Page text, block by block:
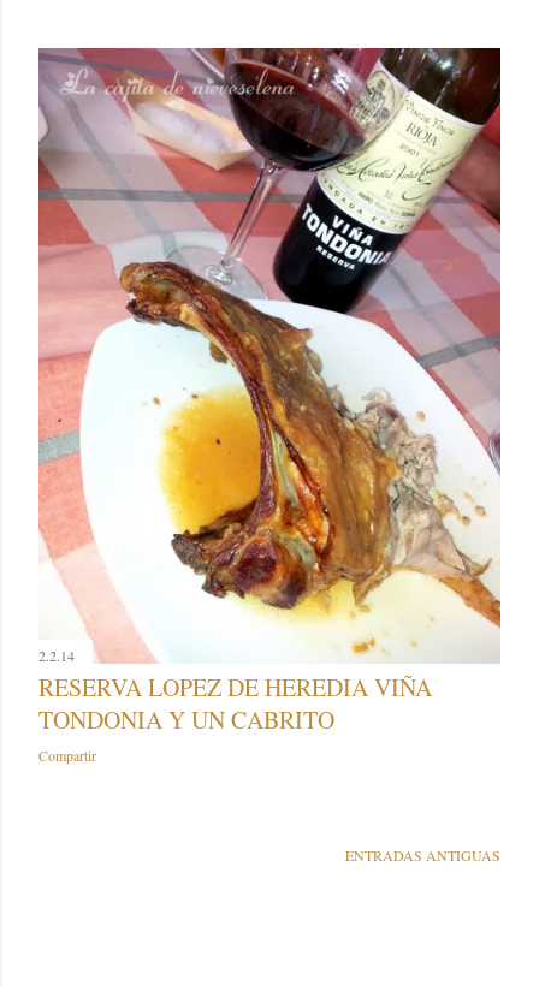
2.2.14
RESERVA LOPEZ DE HEREDIA VIÑA
TONDONIA Y UN CABRITO
Compartir
ENTRADAS ANTIGUAS